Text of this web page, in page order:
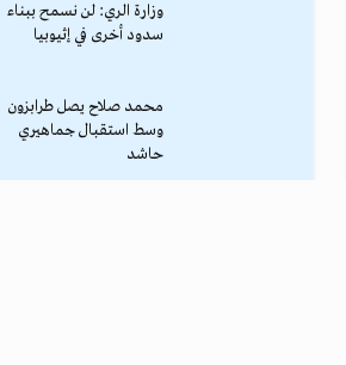
وزارة الري: لن نسمح ببناء
سدود أخرى في إثيوبيا
محمد صلاح يصل طرابزون
وسط استقبال جماهيري
حاشد